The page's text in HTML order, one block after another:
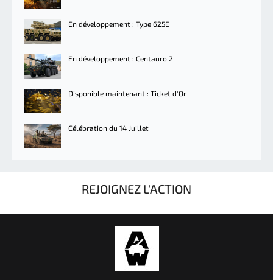
En développement : Type 625E
En développement : Centauro 2
Disponible maintenant : Ticket d'Or
Célébration du 14 Juillet
REJOIGNEZ L'ACTION